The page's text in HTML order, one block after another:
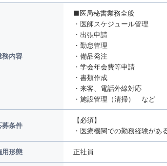
務内容
■医局秘書業務全般
・医師スケジュール管理
・出張申請
・勤怠管理
・備品発注
・学会年会費等申請
・書類作成
・来客、電話外線対応
・施設管理（清掃） など
募条件
【必須】
・医療機関での勤務経験があ
用形態 正社員